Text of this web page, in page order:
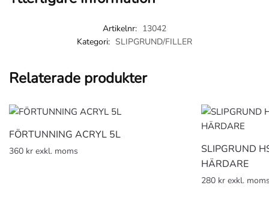
Artikelnr: 13042
Kategori: SLIPGRUND/FILLER
Relaterade produkter
FÖRTUNNING ACRYL 5L
360 kr exkl. moms
SLIPGRUND
HÄRDARE
280 kr exkl.